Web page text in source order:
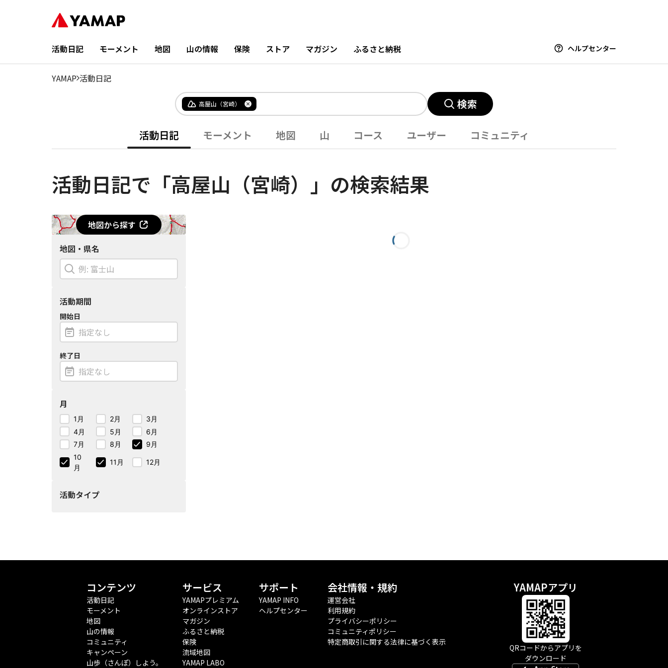
活動日記 モーメント 地図 山の情報 保険 ストア マガジン ふるさと納税 ヘルプセンター
YAMAP 活動日記
高屋山（宮崎） 検索
活動日記 モーメント 地図 山 コース ユーザー コミュニティ
活動日記で「高屋山（宮崎）」の検索結果
地図から探す
地図・県名
活動期間
開始日
終了日
月
1月 2月
3月
4月
5月
6月
7月
8月
9月
10
月
11月 12月
活動タイプ
コンテンツ
活動日記
モーメント
地図
山の情報
コミュニティ
キャンペーン
山歩（さんぽ）しよう。
サービス
YAMAPプレミアム
オンラインストア
マガジン
ふるさと納税
保険
流域地図
YAMAP LABO
サポート
YAMAP INFO
ヘルプセンター
会社情報・規約
運営会社
利用規約
プライバシーポリシー
コミュニティポリシー
特定商取引に関する法律に基づく表示
YAMAPアプリ
QRコードからアプリを
ダウンロード